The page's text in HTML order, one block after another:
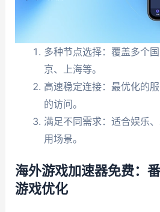
多种节点选择：覆盖多个
京、上海等。
高速稳定连接：最优化的
的访问。
满足不同需求：适合娱乐
用场景。
海外游戏加速器免费：
游戏优化